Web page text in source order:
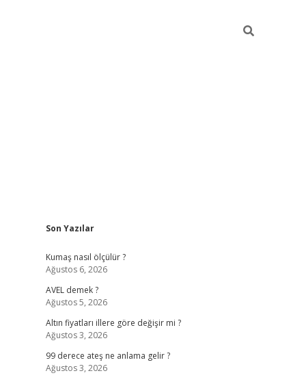
Sidebar
Son Yazılar
Kumaş nasıl ölçülür ?
Ağustos 6, 2026
AVEL demek ?
Ağustos 5, 2026
Altın fiyatları illere göre değişir mi ?
Ağustos 3, 2026
99 derece ateş ne anlama gelir ?
Ağustos 3, 2026